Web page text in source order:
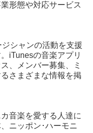
形態や対応サービス
シャンの活動を支援
iTunesの音楽アプリ
、メンバー募集、ミ
さまざまな情報を掲
音楽を愛する人達に
ニッポン･ハーモニ